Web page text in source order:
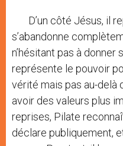
D’un côté Jésus, il
s’abandonne
n’hésitant pas à donner
représente le pouvoir
vérité mais pas au-delà
avoir des valeurs plus
reprises, Pilate
déclare publiquement,